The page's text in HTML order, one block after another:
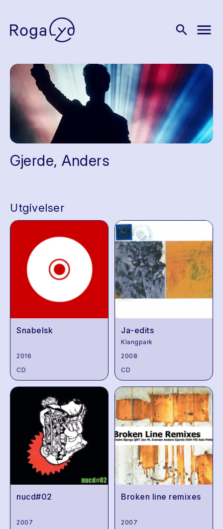
search menu
Gjerde, Anders
Utgivelser
Snabelsk
2016
CD
Ja-edits
Klangpark
2008
CD
nucd#02
2007
Broken line remixes
2007